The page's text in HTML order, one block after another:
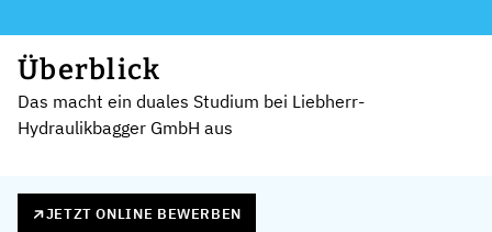
Überblick
Das macht ein duales Studium bei Liebherr-
Hydraulikbagger GmbH aus
JETZT ONLINE BEWERBEN